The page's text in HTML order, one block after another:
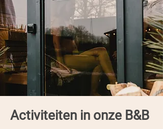
Activiteiten in onze B&B